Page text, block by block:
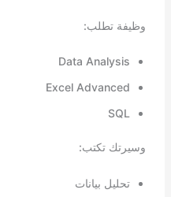
وظيفة تطلب:
Data Analysis
Excel Advanced
SQL
وسيرتك تكتب:
تحليل بيانات